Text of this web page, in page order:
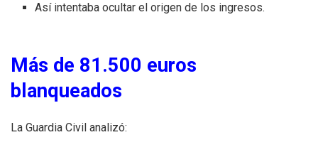
Así intentaba ocultar el origen de los ingresos.
Más de 81.500 euros
blanqueados
La Guardia Civil analizó: